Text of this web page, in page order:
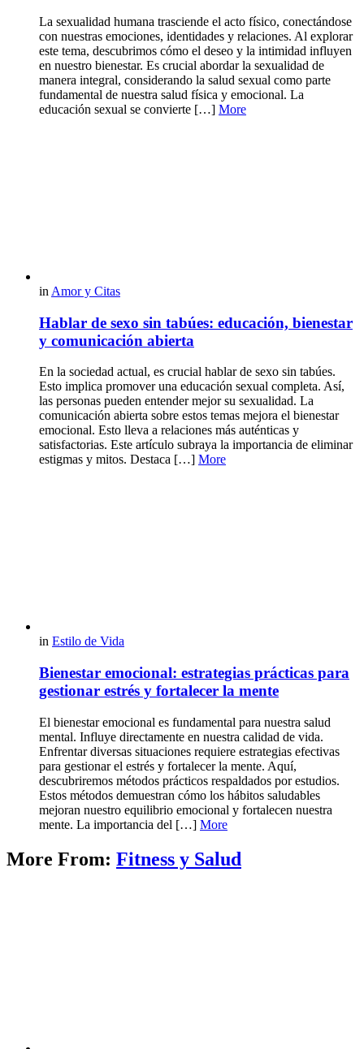
La sexualidad humana trasciende el acto físico, conectándose
con nuestras emociones, identidades y relaciones. Al explorar
este tema, descubrimos cómo el deseo y la intimidad influyen
en nuestro bienestar. Es crucial abordar la sexualidad de
manera integral, considerando la salud sexual como parte
fundamental de nuestra salud física y emocional. La
educación sexual se convierte […] More
in Amor y Citas
Hablar de sexo sin tabúes: educación, bienestar
y comunicación abierta
En la sociedad actual, es crucial hablar de sexo sin tabúes.
Esto implica promover una educación sexual completa. Así,
las personas pueden entender mejor su sexualidad. La
comunicación abierta sobre estos temas mejora el bienestar
emocional. Esto lleva a relaciones más auténticas y
satisfactorias. Este artículo subraya la importancia de eliminar
estigmas y mitos. Destaca […] More
in Estilo de Vida
Bienestar emocional: estrategias prácticas para
gestionar estrés y fortalecer la mente
El bienestar emocional es fundamental para nuestra salud
mental. Influye directamente en nuestra calidad de vida.
Enfrentar diversas situaciones requiere estrategias efectivas
para gestionar el estrés y fortalecer la mente. Aquí,
descubriremos métodos prácticos respaldados por estudios.
Estos métodos demuestran cómo los hábitos saludables
mejoran nuestro equilibrio emocional y fortalecen nuestra
mente. La importancia del […] More
More From: Fitness y Salud